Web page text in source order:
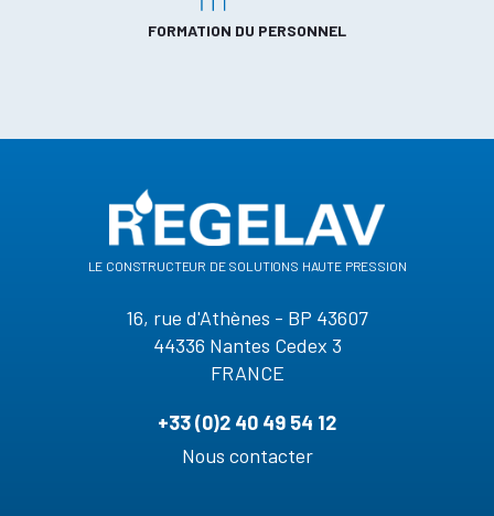
FORMATION DU PERSONNEL
le constructeur de solutions haute pression
16, rue d'Athènes - BP 43607
44336 Nantes Cedex 3
FRANCE
+33 (0)2 40 49 54 12
Nous contacter